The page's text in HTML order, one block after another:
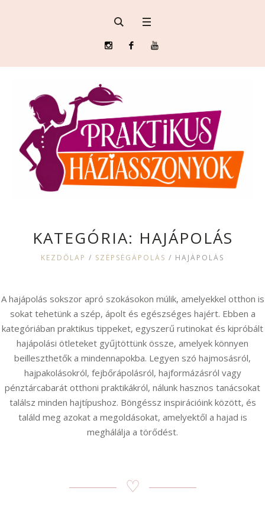
KATEGÓRIA: HAJÁPOLÁS
KEZDŐLAP / SZÉPSÉGÁPOLÁS / HAJÁPOLÁS
A hajápolás sokszor apró szokásokon múlik, amelyekkel otthon is
sokat tehetünk a szép, ápolt és egészséges hajért. Ebben a
kategóriában praktikus tippeket, egyszerű rutinokat és kipróbált
hajápolási ötleteket gyűjtöttünk össze, amelyek könnyen
beilleszthetők a mindennapokba. Legyen szó hajmosásról,
hajpakolásokról, fejbőrápolásról, hajformázásról vagy
pénztárcabarát otthoni praktikákról, nálunk hasznos tanácsokat
találsz minden hajtípushoz. Böngéssz inspirációink között, és
találd meg azokat a megoldásokat, amelyektől a hajad is
meghálálja a törődést.
♡